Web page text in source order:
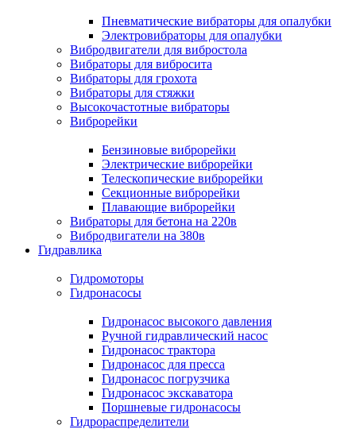
Пневматические вибраторы для опалубки
Электровибраторы для опалубки
Вибродвигатели для вибростола
Вибраторы для вибросита
Вибраторы для грохота
Вибраторы для стяжки
Высокочастотные вибраторы
Виброрейки
Бензиновые виброрейки
Электрические виброрейки
Телескопические виброрейки
Секционные виброрейки
Плавающие виброрейки
Вибраторы для бетона на 220в
Вибродвигатели на 380в
Гидравлика
Гидромоторы
Гидронасосы
Гидронасос высокого давления
Ручной гидравлический насос
Гидронасос трактора
Гидронасос для пресса
Гидронасос погрузчика
Гидронасос экскаватора
Поршневые гидронасосы
Гидрораспределители